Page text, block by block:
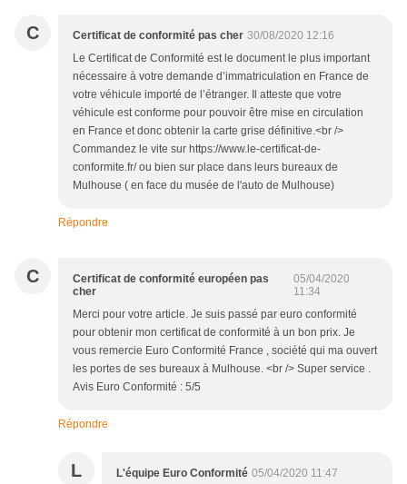
C Certificat de conformité pas cher 30/08/2020 12:16
Le Certificat de Conformité est le document le plus important
nécessaire à votre demande d’immatriculation en France de
votre véhicule importé de l’étranger. Il atteste que votre
véhicule est conforme pour pouvoir être mise en circulation
en France et donc obtenir la carte grise définitive.<br />
Commandez le vite sur https://www.le-certificat-de-
conformite.fr/ ou bien sur place dans leurs bureaux de
Mulhouse ( en face du musée de l'auto de Mulhouse)
Répondre
C
Certificat de conformité européen pas
cher
05/04/2020
11:34
Merci pour votre article. Je suis passé par euro conformité
pour obtenir mon certificat de conformité à un bon prix. Je
vous remercie Euro Conformité France , société qui ma ouvert
les portes de ses bureaux à Mulhouse. <br /> Super service .
Avis Euro Conformité : 5/5
Répondre
L L'équipe Euro Conformité 05/04/2020 11:47